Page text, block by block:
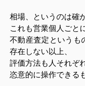
相場、というのは確
これも営業個人ごと
不動産査定というも
存在しない以上、
評価方法も人それぞ
恣意的に操作できる